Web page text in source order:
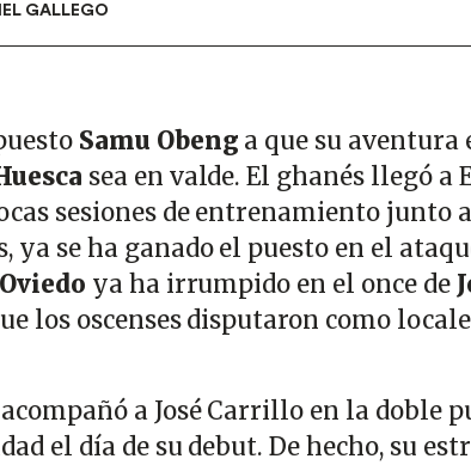
GALLEGO
Samu Obeng a que su aventura
sea en valde. El ghanés llegó a
sesiones de entrenamiento junto
ya se ha ganado el puesto en el
ya ha irrumpido en el once de
los oscenses disputaron como
a José Carrillo en la doble
el día de su debut. De hecho, su